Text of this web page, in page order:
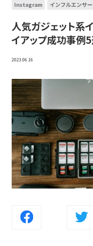
Instagram インフルエンサ
人気ガジェット系
イアップ成功事例
2023.06.16